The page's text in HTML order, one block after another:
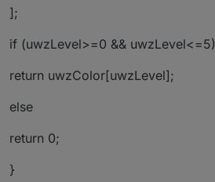
];
if (uwzLevel>=0 && uwzLevel<=5)
return uwzColor[uwzLevel];
else
return 0;
}